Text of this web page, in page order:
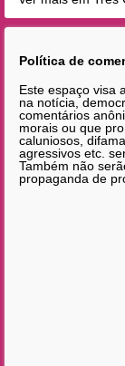
Política de
Este espaço visa
na notícia,
comentários
morais ou que
caluniosos,
agressivos etc.
Também não
propaganda de